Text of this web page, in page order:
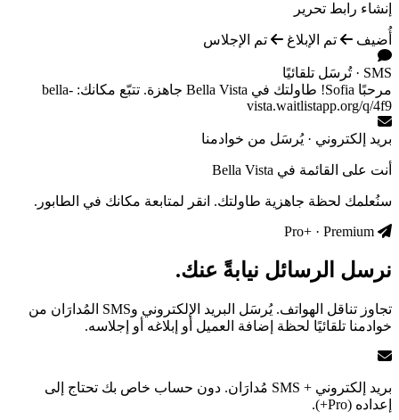
إنشاء رابط تحرير
أُضيف تم الإبلاغ تم الإجلاس
SMS · تُرسَل تلقائيًا
مرحبًا Sofia! طاولتك في Bella Vista جاهزة. تتبّع مكانك: bella-
vista.waitlistapp.org/q/4f9
بريد إلكتروني · يُرسَل من خوادمنا
أنت على القائمة في Bella Vista
سنُعلمك لحظة جاهزية طاولتك. انقر لمتابعة مكانك في الطابور.
نرسل الرسائل نيابةً عنك.
تجاوز تناقل الهواتف. يُرسَل البريد الإلكتروني وSMS المُدارَان من
خوادمنا تلقائيًا لحظة إضافة العميل أو إبلاغه أو إجلاسه.
بريد إلكتروني + SMS مُدارَان.
دون حساب خاص بك تحتاج إلى
إعداده (Pro+)
.